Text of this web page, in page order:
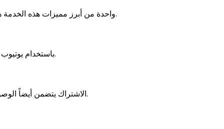
واحدة من أبرز مميزات هذه الخدمة هي التخلص من الإعلانات المزعجة أثناء مشاهدة الفيديوهات، حيث يمكنك الاستمتاع بالمحتوى بشكل مستمر.
باستخدام يوتيوب بريميوم، يمكنك الاستماع إلى الفيديوهات أثناء تشغيل تطبيقات أخرى أو أثناء قفل الهاتف.
الاشتراك يتضمن أيضاً الوصول إلى خدمة "يوتيوب موسيقى"، حيث يمكنك الاستماع إلى ملايين الأغاني من دون اتصال بالإنترنت.